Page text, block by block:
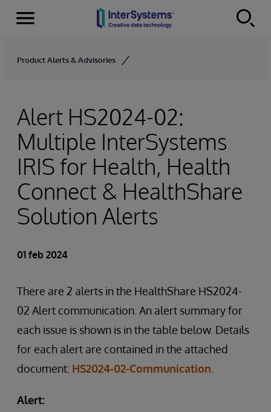
Skip to content
Menu
Product Alerts & Advisories
Alert HS2024-02:
Multiple InterSystems
IRIS for Health, Health
Connect & HealthShare
Solution Alerts
01 feb 2024
There are 2 alerts in the HealthShare HS2024-
02 Alert communication. An alert summary for
each issue is shown is in the table below. Details
for each alert are contained in the attached
document: HS2024-02-Communication
Alert: